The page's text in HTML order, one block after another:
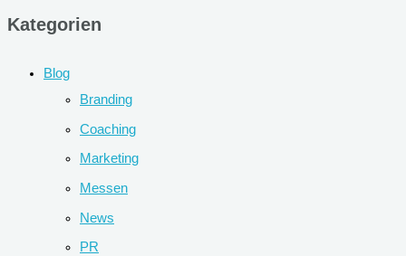
Kategorien
Blog
Branding
Coaching
Marketing
Messen
News
PR